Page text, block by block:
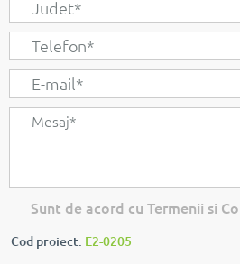
Sunt de acord cu Termenii si
Cod proiect: E2-0205